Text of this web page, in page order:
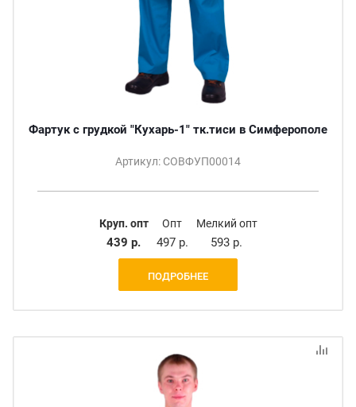
Фартук с грудкой "Кухарь-1" тк.тиси в Симферополе
Артикул: СОВФУП00014
Круп. опт
439 р.
Опт
497 р.
Мелкий опт
593 р.
ПОДРОБНЕЕ